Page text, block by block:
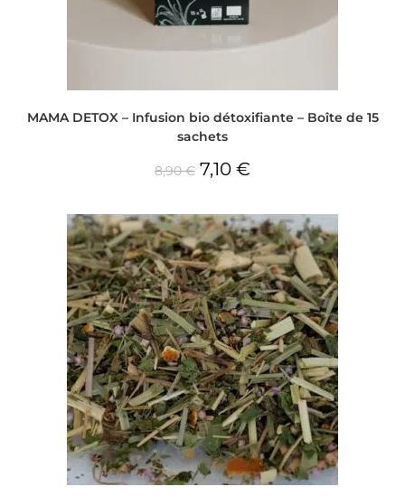
MAMA DETOX – Infusion bio détoxifiante – Boîte de 15
sachets
8,90€ 7,10 €